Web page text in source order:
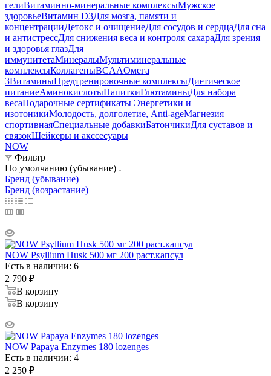
гелиВитаминно-минеральные комплексыМужское
здоровьеВитамин D3Для мозга, памяти и
концентрацииДетокс и очищениеДля сосудов и сердцаДля сна
и антистрессДля снижения веса и контроля сахараДля зрения
и здоровья глазДля
иммунитетаМинералыМультиминеральные
комплексыКоллагеныBCAAОмега
3ВитаминыПредтренировочные комплексыДиетическое
питаниеАминокислотыНапиткиГлютаминыДля набора
весаПодарочные сертификаты Энергетики и
изотоникиМолодость, долголетие, Anti-ageМагнезия
спортивнаяСпециальные добавкиБатончикиДля суставов и
связокШейкеры и акссесуары
NOW
Фильтр
По умолчанию (убывание)
Бренд (убывание)
Бренд (возрастание)
NOW Psyllium Husk 500 мг 200 раст.капсул
Есть в наличии: 6
2 790 ₽
В корзину
В корзину
NOW Papaya Enzymes 180 lozenges
Есть в наличии: 4
2 250 ₽